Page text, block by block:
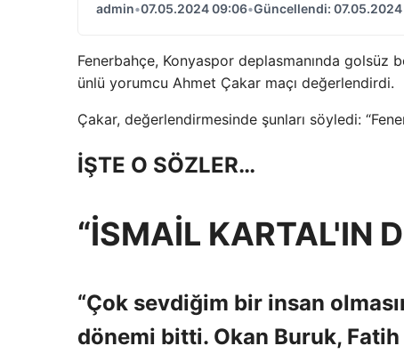
admin•07.05.2024 09:06•Güncellendi:
Fenerbahçe, Konyaspor deplasmanında golsüz
ünlü yorumcu Ahmet Çakar maçı değerlendirdi.
Çakar, değerlendirmesinde şunları söyledi:
İŞTE O SÖZLER…
“İSMAİL KARTAL'IN
“Çok sevdiğim bir insan
dönemi bitti. Okan Buruk, Fatih